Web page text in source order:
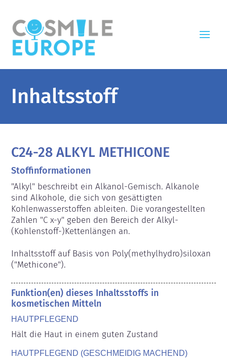
Inhaltsstoff
C24-28 ALKYL METHICONE
Stoffinformationen
"Alkyl" beschreibt ein Alkanol-Gemisch. Alkanole
sind Alkohole, die sich von gesättigten
Kohlenwasserstoffen ableiten. Die vorangestellten
Zahlen "C x-y" geben den Bereich der Alkyl-
(Kohlenstoff-)Kettenlängen an.
Inhaltsstoff auf Basis von Poly(methylhydro)siloxan
("Methicone").
Funktion(en) dieses Inhaltsstoffs in
kosmetischen Mitteln
HAUTPFLEGEND
Hält die Haut in einem guten Zustand
HAUTPFLEGEND (GESCHMEIDIG MACHEND)